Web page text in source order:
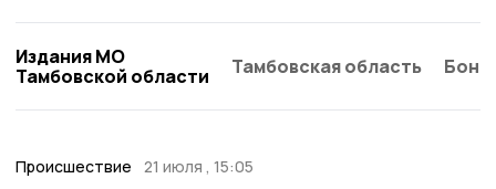
Издания МО
Тамбовской области
Тамбовская область
Происшествие 21 июля , 15:05